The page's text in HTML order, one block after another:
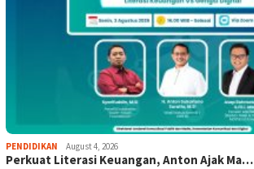
PENDIDIKAN August 4, 2026
Perkuat Literasi Keuangan, Anton Ajak Ma…